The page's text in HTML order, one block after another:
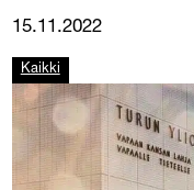
15.11.2022
Kaikki